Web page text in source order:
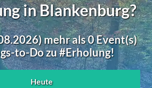
in Blankenburg?
mehr als 0 Event(s)
to-Do zu #Erholung!
Heute